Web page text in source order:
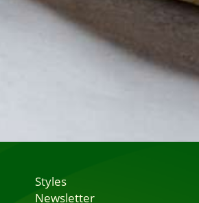
Styles
Newsletter